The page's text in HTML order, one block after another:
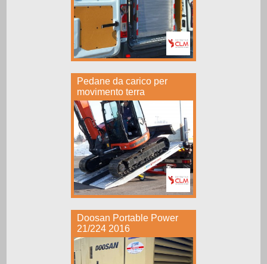
Pedane da carico per
movimento terra
Doosan Portable Power
21/224 2016